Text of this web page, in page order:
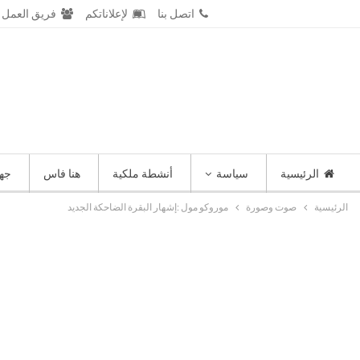
اتصل بنا لإعلاناتكم فريق العمل
الرئيسية سياسة أنشطة ملكية هنا فاس
الرئيسية صوت وصورة موروكو مول :إشهار البقرة الضاحكة الجديد